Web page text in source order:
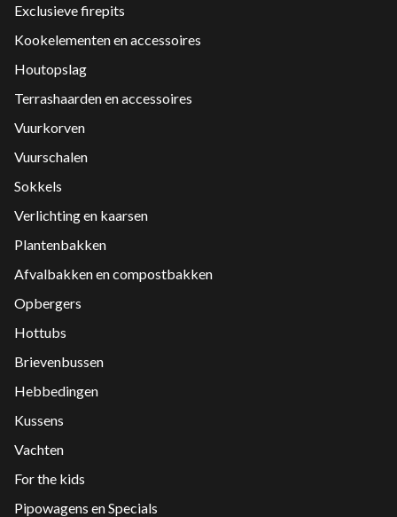
Exclusieve firepits
Kookelementen en accessoires
Houtopslag
Terrashaarden en accessoires
Vuurkorven
Vuurschalen
Sokkels
Verlichting en kaarsen
Plantenbakken
Afvalbakken en compostbakken
Opbergers
Hottubs
Brievenbussen
Hebbedingen
Kussens
Vachten
For the kids
Pipowagens en Specials